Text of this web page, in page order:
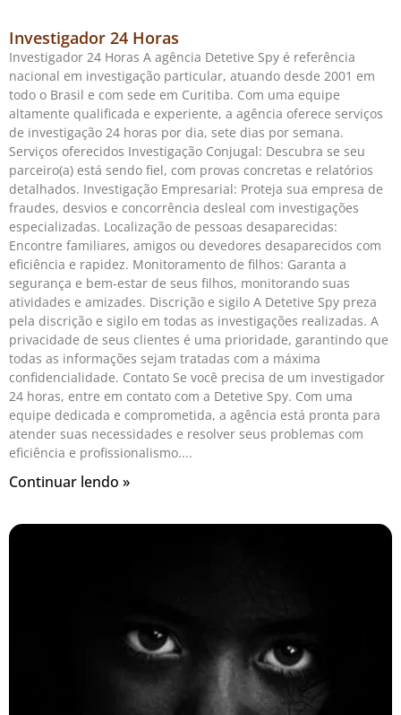
Investigador 24 Horas
Investigador 24 Horas A agência Detetive Spy é referência
nacional em investigação particular, atuando desde 2001 em
todo o Brasil e com sede em Curitiba. Com uma equipe
altamente qualificada e experiente, a agência oferece serviços
de investigação 24 horas por dia, sete dias por semana.
Serviços oferecidos Investigação Conjugal: Descubra se seu
parceiro(a) está sendo fiel, com provas concretas e relatórios
detalhados. Investigação Empresarial: Proteja sua empresa de
fraudes, desvios e concorrência desleal com investigações
especializadas. Localização de pessoas desaparecidas:
Encontre familiares, amigos ou devedores desaparecidos com
eficiência e rapidez. Monitoramento de filhos: Garanta a
segurança e bem-estar de seus filhos, monitorando suas
atividades e amizades. Discrição e sigilo A Detetive Spy preza
pela discrição e sigilo em todas as investigações realizadas. A
privacidade de seus clientes é uma prioridade, garantindo que
todas as informações sejam tratadas com a máxima
confidencialidade. Contato Se você precisa de um investigador
24 horas, entre em contato com a Detetive Spy. Com uma
equipe dedicada e comprometida, a agência está pronta para
atender suas necessidades e resolver seus problemas com
eficiência e profissionalismo.
Continuar lendo »